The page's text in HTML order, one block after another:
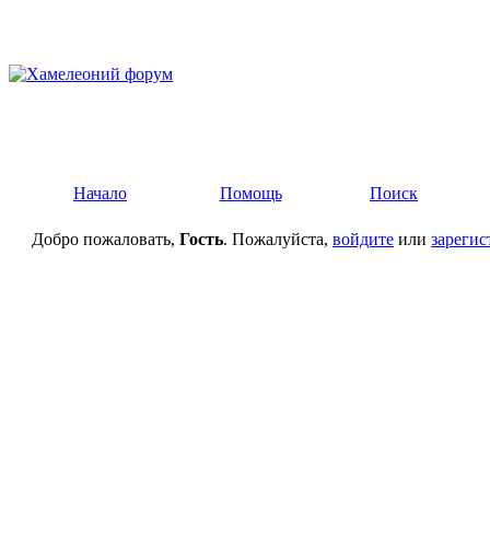
Начало Помощь Поиск
Добро пожаловать, Гость. Пожалуйста, войдите или